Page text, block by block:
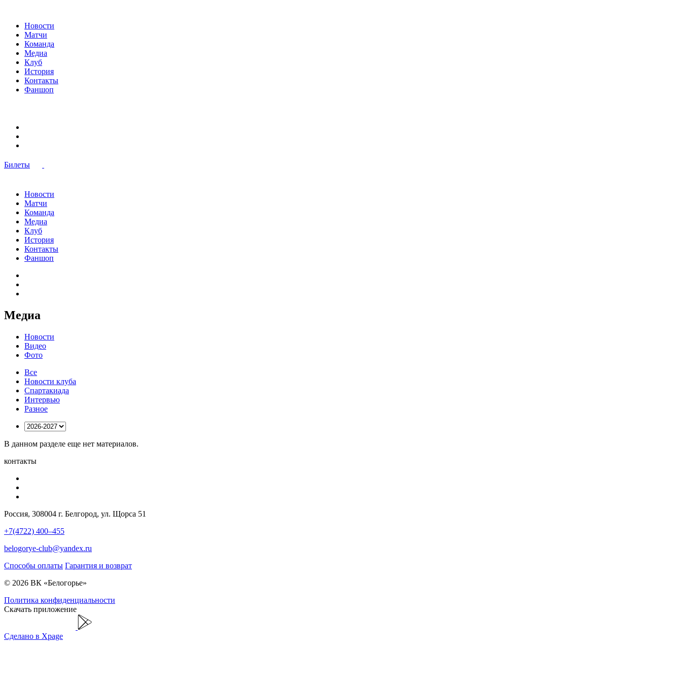
Новости
Матчи
Команда
Медиа
Клуб
История
Контакты
Фаншоп
Билеты
Новости
Матчи
Команда
Медиа
Клуб
История
Контакты
Фаншоп
Медиа
Новости
Видео
Фото
Все
Новости клуба
Спартакиада
Интервью
Разное
В данном разделе еще нет материалов.
контакты
Россия, 308004 г. Белгород, ул. Щорса 51
+7(4722) 400–455
belogorye-club@yandex.ru
Способы оплаты Гарантия и возврат
© 2026 ВК «Белогорье»
Политика конфиденциальности
Скачать приложение
Сделано в Xpage